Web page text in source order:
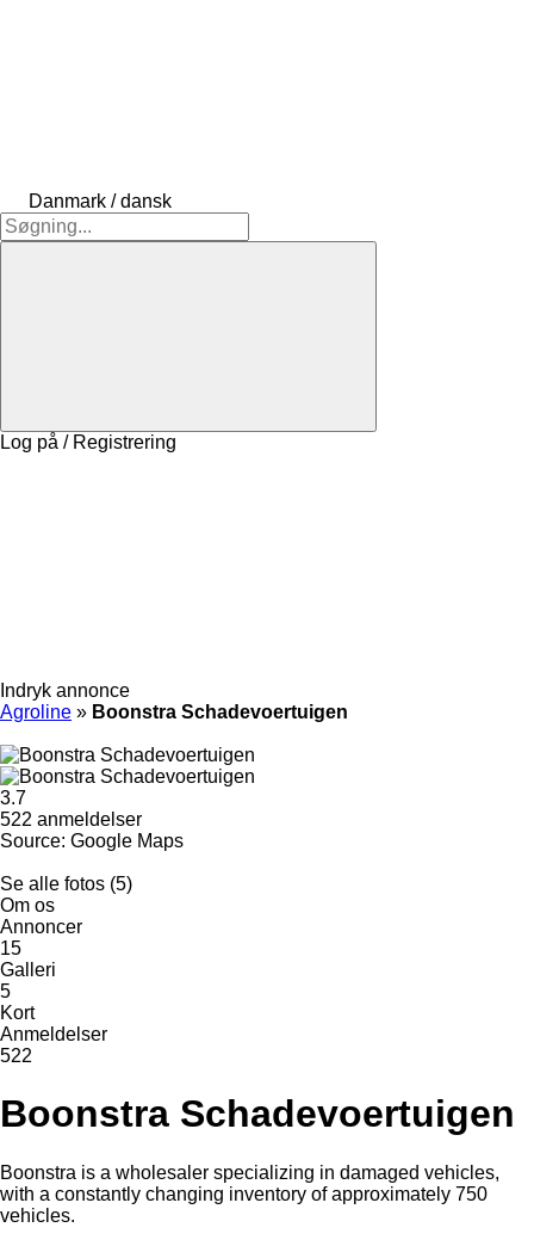
Danmark / dansk
Log på / Registrering
Indryk annonce
Agroline » Boonstra Schadevoertuigen
3.7
522 anmeldelser
Source: Google Maps
Se alle fotos (5)
Om os
Annoncer
15
Galleri
5
Kort
Anmeldelser
522
Boonstra Schadevoertuigen
Boonstra is a wholesaler specializing in damaged vehicles,
with a constantly changing inventory of approximately 750
vehicles.